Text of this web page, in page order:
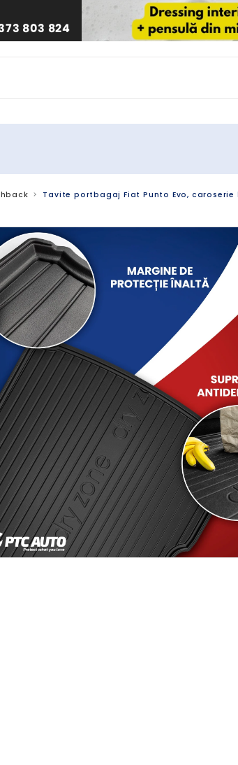
803 824
Tavite portbagaj Fiat Punto Evo,